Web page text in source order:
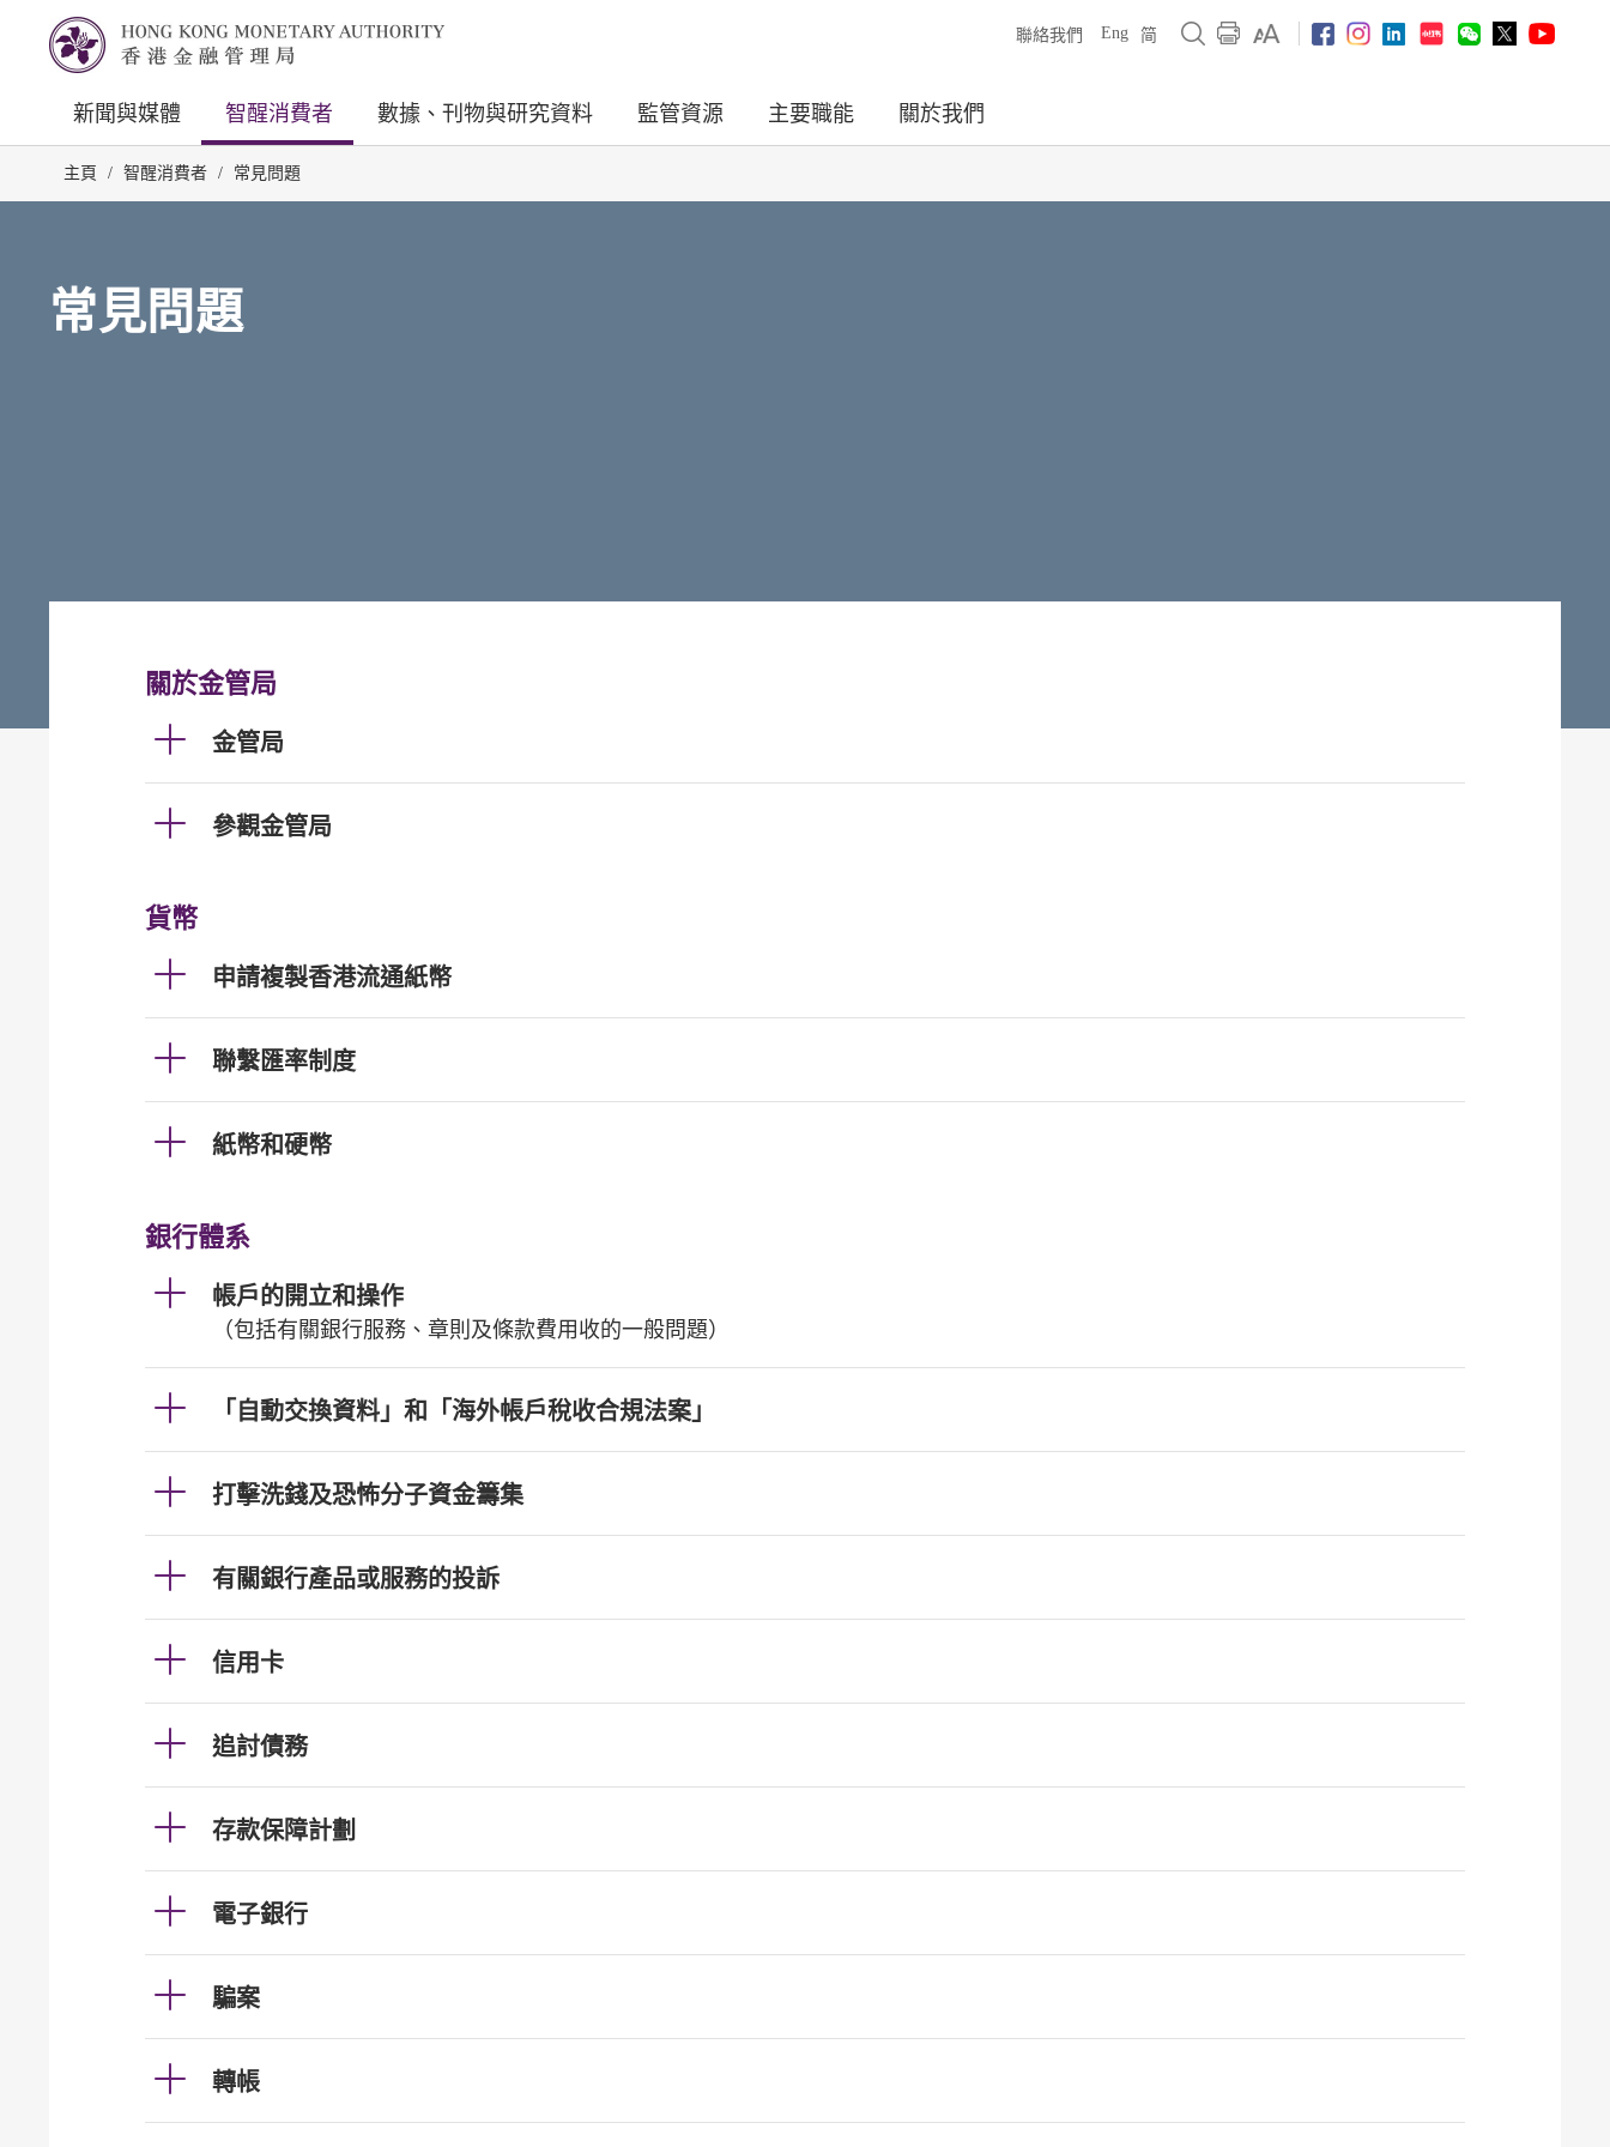
聯絡我們 Eng 简
新聞與媒體 智醒消費者 數據、刊物與研究資料 監管資源 主要職能 關於我們
主頁 / 智醒消費者 / 常見問題
常見問題
關於金管局
金管局
參觀金管局
貨幣
申請複製香港流通紙幣
聯繫匯率制度
紙幣和硬幣
銀行體系
帳戶的開立和操作
（包括有關銀行服務、章則及條款費用收的一般問題）
「自動交換資料」和「海外帳戶稅收合規法案」
打擊洗錢及恐怖分子資金籌集
有關銀行產品或服務的投訴
信用卡
追討債務
存款保障計劃
電子銀行
騙案
轉帳